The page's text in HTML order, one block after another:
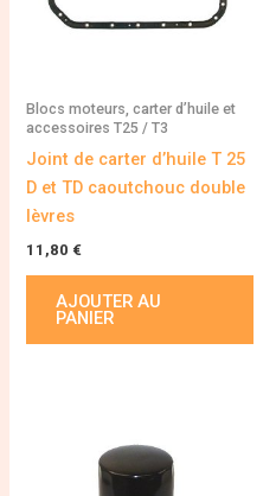
Blocs moteurs, carter d’huile et
accessoires T25 / T3
Joint de carter d’huile T 25
D et TD caoutchouc double
lèvres
11,80 €
AJOUTER AU
PANIER